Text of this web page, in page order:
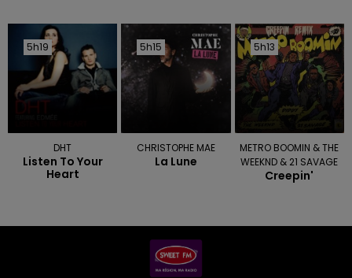
5h19
5h19
DHT
Listen To Your
Heart
5h15
5h15
CHRISTOPHE MAE
La Lune
5h13
5h13
METRO BOOMIN & THE
WEEKND & 21 SAVAGE
Creepin'